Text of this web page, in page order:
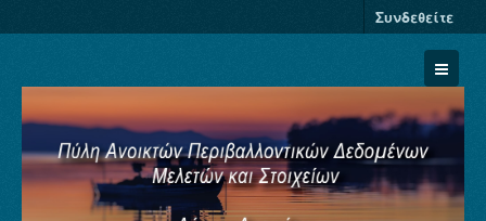
Συνδεθείτε